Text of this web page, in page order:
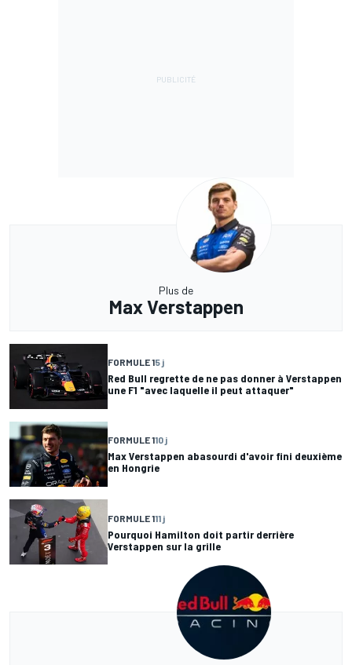
Plus de
Max Verstappen
FORMULE 15 j
Red Bull regrette de ne pas donner à Verstappen
une F1 "avec laquelle il peut attaquer"
FORMULE 110 j
Max Verstappen abasourdi d'avoir fini deuxième
en Hongrie
FORMULE 111 j
Pourquoi Hamilton doit partir derrière
Verstappen sur la grille